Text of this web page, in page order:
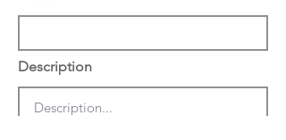
Description